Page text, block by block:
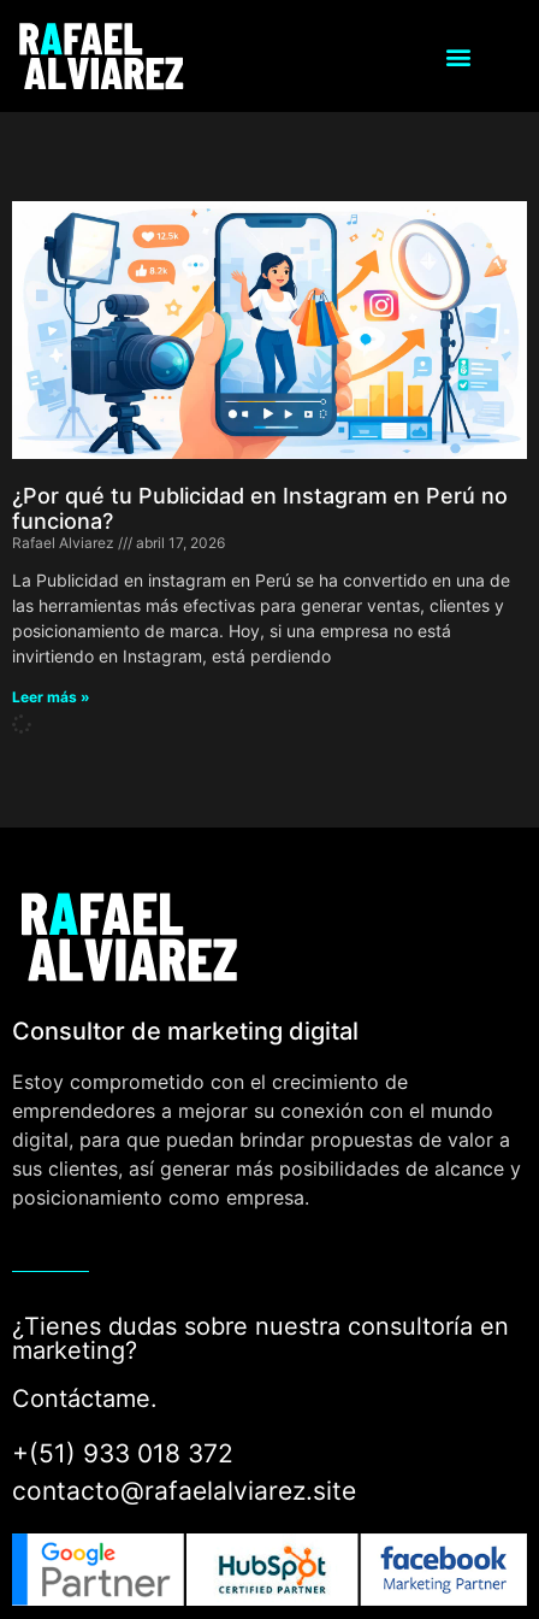
¿Por qué tu Publicidad en Instagram en Perú no
funciona?
Rafael Alviarez abril 17, 2026
La Publicidad en instagram en Perú se ha convertido en una de
las herramientas más efectivas para generar ventas, clientes y
posicionamiento de marca. Hoy, si una empresa no está
invirtiendo en Instagram, está perdiendo
Leer más »
Consultor de marketing digital
Estoy comprometido con el crecimiento de
emprendedores a mejorar su conexión con el mundo
digital, para que puedan brindar propuestas de valor a
sus clientes, así generar más posibilidades de alcance y
posicionamiento como empresa.
¿Tienes dudas sobre nuestra consultoría en
marketing?
Contáctame.
+(51) 933 018 372
contacto@rafaelalviarez.site